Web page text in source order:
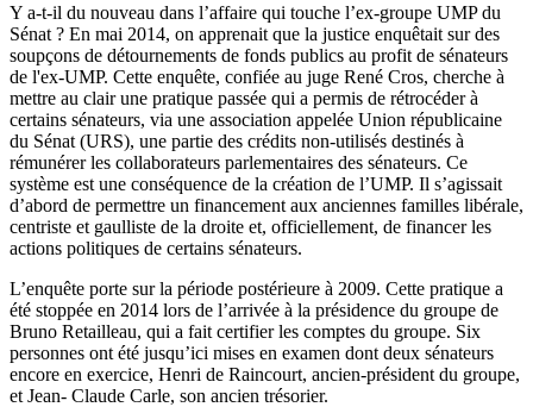
Y a-t-il du nouveau dans l’affaire qui touche l’ex-groupe UMP du
Sénat ? En mai 2014, on apprenait que la justice enquêtait sur des
soupçons de détournements de fonds publics au profit de sénateurs
de l'ex-UMP. Cette enquête, confiée au juge René Cros, cherche à
mettre au clair une pratique passée qui a permis de rétrocéder à
certains sénateurs, via une association appelée Union républicaine
du Sénat (URS), une partie des crédits non-utilisés destinés à
rémunérer les collaborateurs parlementaires des sénateurs. Ce
système est une conséquence de la création de l’UMP. Il s’agissait
d’abord de permettre un financement aux anciennes familles libérale,
centriste et gaulliste de la droite et, officiellement, de financer les
actions politiques de certains sénateurs.
L’enquête porte sur la période postérieure à 2009. Cette pratique a
été stoppée en 2014 lors de l’arrivée à la présidence du groupe de
Bruno Retailleau, qui a fait certifier les comptes du groupe. Six
personnes ont été jusqu’ici mises en examen dont deux sénateurs
encore en exercice, Henri de Raincourt, ancien-président du groupe,
et Jean- Claude Carle, son ancien trésorier.